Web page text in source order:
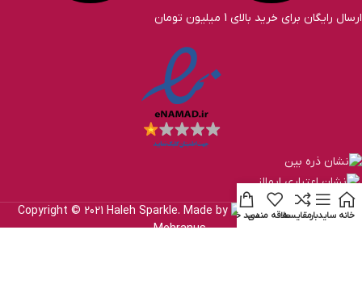
ارسال رایگان برای خرید بالای 1 میلیون تومان
Copyright © 2021 Haleh Sparkle. Made by
Mehranus.
خانه سایدبارمقایسهعلاقه مندیسبد خرید